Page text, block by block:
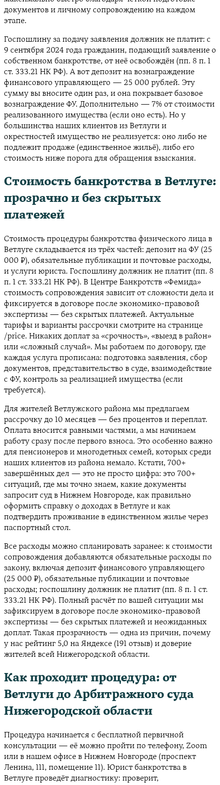
документов и личному сопровождению на каждом
этапе.
Госпошлину за подачу заявления должник не платит: с
9 сентября 2024 года гражданин, подающий заявление о
собственном банкротстве, от неё освобождён (пп. 8 п. 1
ст. 333.21 НК РФ). А вот депозит на вознаграждение
финансового управляющего — 25 000 рублей. Эту
сумму вы вносите один раз, и она покрывает базовое
вознаграждение ФУ. Дополнительно — 7% от стоимости
реализованного имущества (если оно есть). Но у
большинства наших клиентов из Ветлуги и
окрестностей имущество не реализуется: оно либо не
подлежит продаже (единственное жильё), либо его
стоимость ниже порога для обращения взыскания.
Стоимость банкротства в Ветлуге:
прозрачно и без скрытых
платежей
Стоимость процедуры банкротства физического лица в
Ветлуге складывается из трёх частей: депозит на ФУ (25
000 ₽), обязательные публикации и почтовые расходы,
и услуги юриста. Госпошлину должник не платит (пп. 8
п. 1 ст. 333.21 НК РФ). В Центре Банкротств «Фемида»
стоимость сопровождения зависит от сложности дела и
фиксируется в договоре после экономико-правовой
экспертизы — без скрытых платежей. Актуальные
тарифы и варианты рассрочки смотрите на странице
/price. Никаких доплат за «срочность», «выезд в район»
или «сложный случай». Мы работаем по договору, где
каждая услуга прописана: подготовка заявления, сбор
документов, представительство в суде, взаимодействие
с ФУ, контроль за реализацией имущества (если
требуется).
Для жителей Ветлужского района мы предлагаем
рассрочку до 10 месяцев — без процентов и переплат.
Оплата вносится равными частями, а мы начинаем
работу сразу после первого взноса. Это особенно важно
для пенсионеров и многодетных семей, которых среди
наших клиентов из района немало. Кстати, 700+
завершённых дел — это не просто цифра: это 700+
ситуаций, где мы точно знаем, какие документы
запросит суд в Нижнем Новгороде, как правильно
оформить справку о доходах в Ветлуге и как
подтвердить проживание в единственном жилье через
паспортный стол.
Все расходы можно спланировать заранее: к стоимости
сопровождения добавляются обязательные расходы по
закону, включая депозит финансового управляющего
(25 000 ₽), обязательные публикации и почтовые
расходы; госпошлину должник не платит (пп. 8 п. 1 ст.
333.21 НК РФ). Полный расчёт по вашей ситуации мы
зафиксируем в договоре после экономико-правовой
экспертизы — без скрытых платежей и неожиданных
доплат. Такая прозрачность — одна из причин, почему
у нас рейтинг 5,0 на Яндексе (191 отзыв) и доверие
жителей всей Нижегородской области.
Как проходит процедура: от
Ветлуги до Арбитражного суда
Нижегородской области
Процедура начинается с бесплатной первичной
консультации — её можно пройти по телефону, Zoom
или в нашем офисе в Нижнем Новгороде (проспект
Ленина, 111, помещение 11). Юрист банкротства в
Ветлуге проведёт диагностику: проверит,